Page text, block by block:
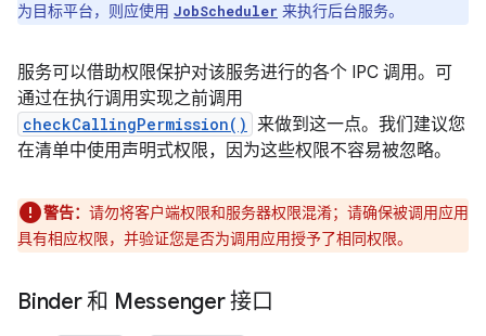
为目标平台，则应使用 JobScheduler 来执行后台服务。
服务可以借助权限保护对该服务进行的各个 IPC 调用。可
通过在执行调用实现之前调用
checkCallingPermission() 来做到这一点。我们建议您
在清单中使用声明式权限，因为这些权限不容易被忽略。
警告： 请勿将客户端权限和服务器权限混淆；请确保被调用应用
具有相应权限，并验证您是否为调用应用授予了相同权限。
Binder 和 Messenger 接口